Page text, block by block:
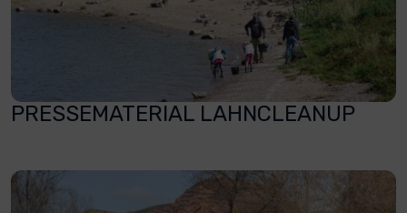
PRESSEMATERIAL LAHNCLEANUP